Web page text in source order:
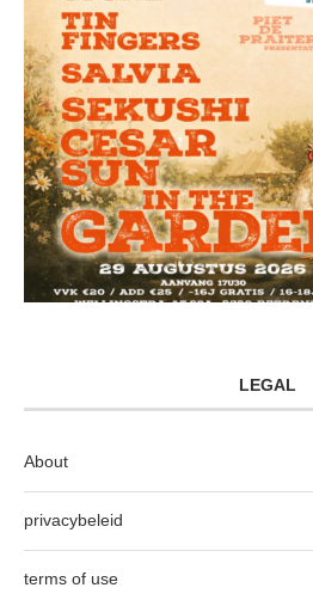
LEGAL
About
privacybeleid
terms of use